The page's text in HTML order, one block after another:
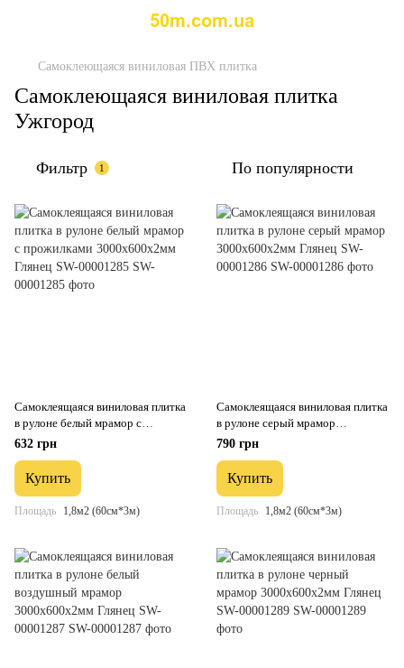
Самоклеющаяся виниловая ПВХ плитка
Самоклеющаяся виниловая плитка
Ужгород
Фильтр 1 По популярности
Самоклеящаяся виниловая плитка
в рулоне белый мрамор с
прожилками 3000х600х2мм
632 грн
Купить
Площадь 1,8м2 (60см*3м)
Самоклеящаяся виниловая плитка
в рулоне серый мрамор
3000х600х2мм Глянец SW-
790 грн
Купить
Площадь 1,8м2 (60см*3м)